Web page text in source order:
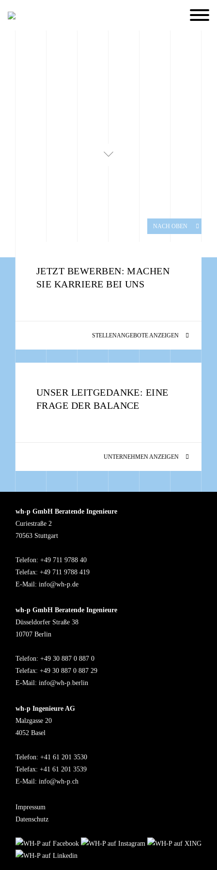
NACH OBEN
JETZT BEWERBEN: MACHEN
SIE KARRIERE BEI UNS
STELLENANGEBOTE ANZEIGEN
UNSER LEITGEDANKE: EINE
FRAGE DER BALANCE
UNTERNEHMEN ANZEIGEN
wh-p GmbH Beratende Ingenieure
Curiestraße 2
70563 Stuttgart
Telefon: +49 711 9788 40
Telefax: +49 711 9788 419
E-Mail: info@wh-p.de
wh-p GmbH Beratende Ingenieure
Düsseldorfer Straße 38
10707 Berlin
Telefon: +49 30 887 0 887 0
Telefax: +49 30 887 0 887 29
E-Mail: info@wh-p.berlin
wh-p Ingenieure AG
Malzgasse 20
4052 Basel
Telefon: +41 61 201 3530
Telefax: +41 61 201 3539
E-Mail: info@wh-p.ch
Impressum
Datenschutz